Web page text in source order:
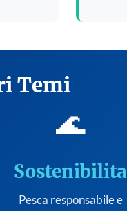
Temi
🌊
Sostenibilita
Pesca responsabile e